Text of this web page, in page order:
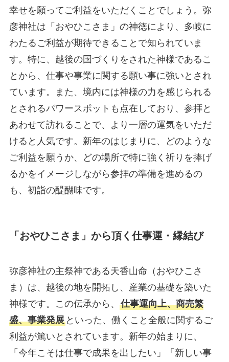
幸せを願ってご利益をいただくことでしょう。弥
彦神社は「おやひこさま」の神徳により、多岐に
わたるご利益が期待できることで知られていま
す。特に、越後の国づくりをされた神様であるこ
とから、仕事や事業に関する願い事に強いとされ
ています。また、境内には神様の力を感じられる
とされるパワースポットも点在しており、参拝と
あわせて訪れることで、より一層の運気をいただ
けると人気です。新年のはじまりに、どのような
ご利益を願うか、どの場所で特に強く祈りを捧げ
るかをイメージしながら参拝の準備を進めるの
も、初詣の醍醐味です。
「おやひこさま」から頂く仕事運・縁結び
弥彦神社の主祭神である天香山命（おやひこさ
ま）は、越後の地を開拓し、産業の基礎を築いた
神様です。この伝承から、 仕事運向上、商売繁
盛、事業発展といった、働くこと全般に関するご
利益が篤いとされています。新年の始まりに、
「今年こそは仕事で成果を出したい」「新しい事